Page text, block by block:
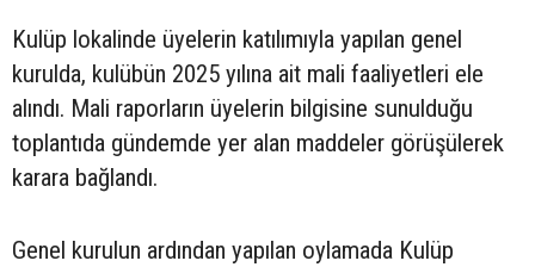
Kulüp lokalinde üyelerin katılımıyla yapılan genel
kurulda, kulübün 2025 yılına ait mali faaliyetleri ele
alındı. Mali raporların üyelerin bilgisine sunulduğu
toplantıda gündemde yer alan maddeler görüşülerek
karara bağlandı.
Genel kurulun ardından yapılan oylamada Kulüp